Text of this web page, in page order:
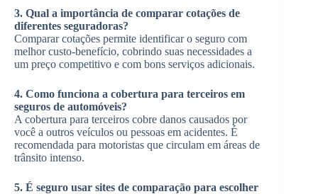
3. Qual a importância de comparar cotações de
diferentes seguradoras?
Comparar cotações permite identificar o seguro com
melhor custo-benefício, cobrindo suas necessidades a
um preço competitivo e com bons serviços adicionais.
4. Como funciona a cobertura para terceiros em
seguros de automóveis?
A cobertura para terceiros cobre danos causados por
você a outros veículos ou pessoas em acidentes. É
recomendada para motoristas que circulam em áreas de
trânsito intenso.
5. É seguro usar sites de comparação para escolher